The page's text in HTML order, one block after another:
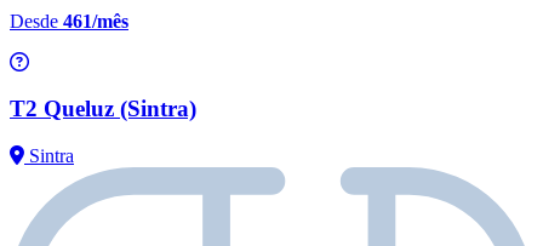
Desde 461/mês
T2 Queluz (Sintra)
Sintra